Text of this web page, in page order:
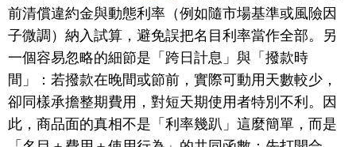
前清償違約金與動態利率（例如隨市場基準或風險因
子微調）納入試算，避免誤把名目利率當作全部。另
一個容易忽略的細節是「跨日計息」與「撥款時
間」：若撥款在晚間或節前，實際可動用天數較少，
卻同樣承擔整期費用，對短天期使用者特別不利。因
此，商品面的真相不是「利率幾趴」這麼簡單，而是